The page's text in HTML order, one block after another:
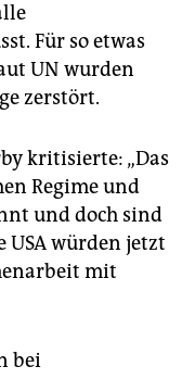
Für so etwas
UN wurden
zerstört.
kritisierte: „Das
Regime und
und doch sind
USA würden jetzt
mit
bei